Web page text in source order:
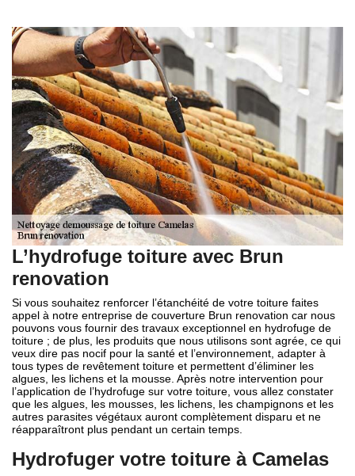
L’hydrofuge toiture avec Brun
renovation
Si vous souhaitez renforcer l’étanchéité de votre toiture faites
appel à notre entreprise de couverture Brun renovation car nous
pouvons vous fournir des travaux exceptionnel en hydrofuge de
toiture ; de plus, les produits que nous utilisons sont agrée, ce qui
veux dire pas nocif pour la santé et l’environnement, adapter à
tous types de revêtement toiture et permettent d’éliminer les
algues, les lichens et la mousse. Après notre intervention pour
l’application de l’hydrofuge sur votre toiture, vous allez constater
que les algues, les mousses, les lichens, les champignons et les
autres parasites végétaux auront complètement disparu et ne
réapparaîtront plus pendant un certain temps.
Hydrofuger votre toiture à Camelas